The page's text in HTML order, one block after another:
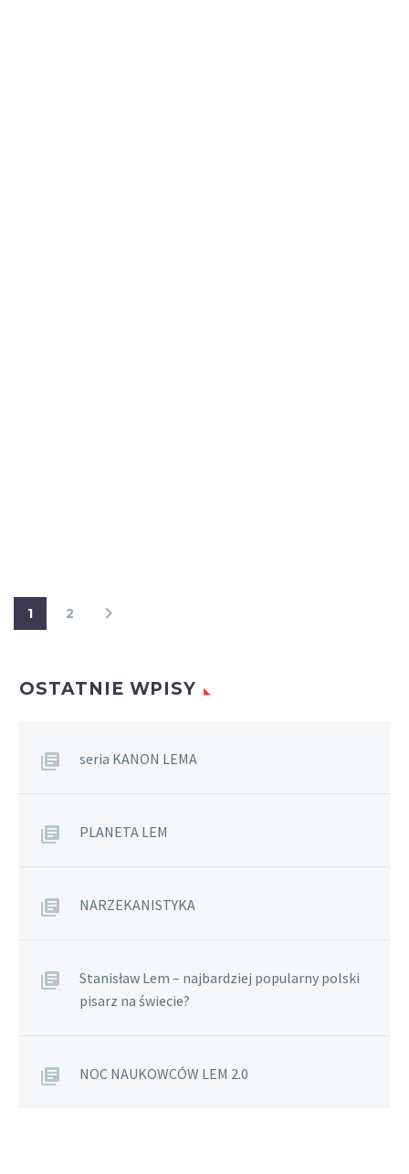
1 2
OSTATNIE WPISY
seria KANON LEMA
PLANETA LEM
NARZEKANISTYKA
Stanisław Lem – najbardziej popularny polski
pisarz na świecie?
NOC NAUKOWCÓW LEM 2.0